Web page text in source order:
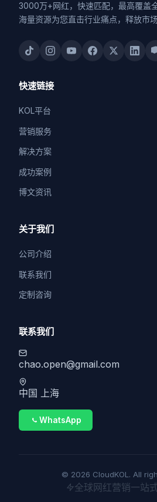
3000万+网红，快速匹配，最高覆盖
海量资源为您直击行业痛点，释放市场
快速链接
KOL平台
营销服务
解决方案
成功案例
博文资讯
关于我们
公司介绍
联系我们
定制咨询
联系我们
chao.open@gmail.com
中国 上海
WhatsApp
© 2026 CloudKOL. All
全球网红营销一站